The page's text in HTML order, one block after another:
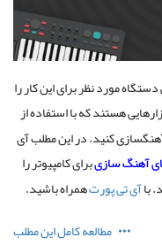
مورد نظر برای این کار را
هستند که با استفاده از
کنید. در این مطلب آی
آهنگ سازیبرای کامپیوتر را
باآی تی پورتهمراه باشید.
مطالعه کامل این مطلب